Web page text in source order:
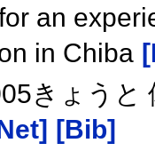
an
in Chiba
きょう
[Bib]